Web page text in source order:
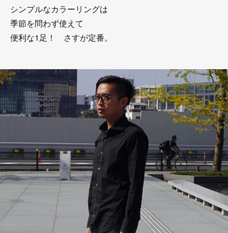
シンプルなカラーリングは
季節を問わず使えて
便利な1足！ さすが定番。